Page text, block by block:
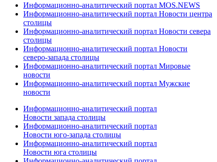
Информационно-аналитический портал MOS.NEWS
Информационно-аналитический портал Новости центра
столицы
Информационно-аналитический портал Новости севера
столицы
Информационно-аналитический портал Новости
северо-запада столицы
Информационно-аналитический портал Мировые
новости
Информационно-аналитический портал Мужские
новости
Информационно-аналитический портал
Новости запада столицы
Информационно-аналитический портал
Новости юго-запада столицы
Информационно-аналитический портал
Новости юга столицы